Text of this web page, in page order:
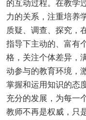
的互动过程。在教学
力的关系，注重培养
质疑、调查、探究，
指导下主动的、富有
格，关注个体差异，
动参与的教育环境，
掌握和运用知识的态
充分的发展，为每一
教师不再是权威，只